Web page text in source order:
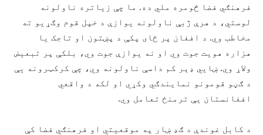
فرهنګي فضا څومره ملي ده. ما چې زياتره ناولونه
لوستي، د هرې ژبې ناولونه يوازې د خپل قوم وګړيو ته
مخاطب وي. د افغان پر ځاى پکې د پښتون او تاجک يا
هزاره هويت جوت وي او نه يوازې جوت وي، بلکې پر تبعيض
ولاړ وي. ښايي ډېر کم داسې ناولونه وي، چې کرکټرونه يې
د ګڼو قومونو نمايندګي وکړي او لکه د واقعي
افغانستان يې ترمنځ تعامل وي.
د کابل غوندې د ګډ ښار په موقعيتي او فرهنګي فضا کې